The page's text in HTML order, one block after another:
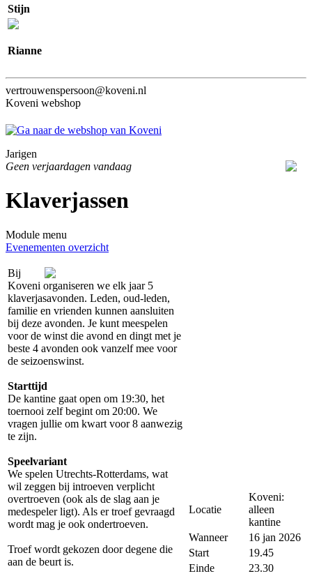
Stijn
Rianne
vertrouwenspersoon@koveni.nl
Koveni webshop
Jarigen
Geen verjaardagen vandaag
Klaverjassen
Module menu
Evenementen overzicht
Bij
Koveni organiseren we elk jaar 5
klaverjasavonden. Leden, oud-leden,
familie en vrienden kunnen aansluiten
bij deze avonden. Je kunt meespelen
voor de winst die avond en dingt met je
beste 4 avonden ook vanzelf mee voor
de seizoenswinst.
Starttijd
De kantine gaat open om 19:30, het
toernooi zelf begint om 20:00. We
vragen jullie om kwart voor 8 aanwezig
te zijn.
Speelvariant
We spelen Utrechts-Rotterdams, wat
wil zeggen bij introeven verplicht
overtroeven (ook als de slag aan je
medespeler ligt). Als er troef gevraagd
wordt mag je ook ondertroeven.
Troef wordt gekozen door degene die
aan de beurt is.
Locatie
Koveni:
alleen
kantine
Wanneer
16 jan 2026
Start
19.45
Einde
23.30